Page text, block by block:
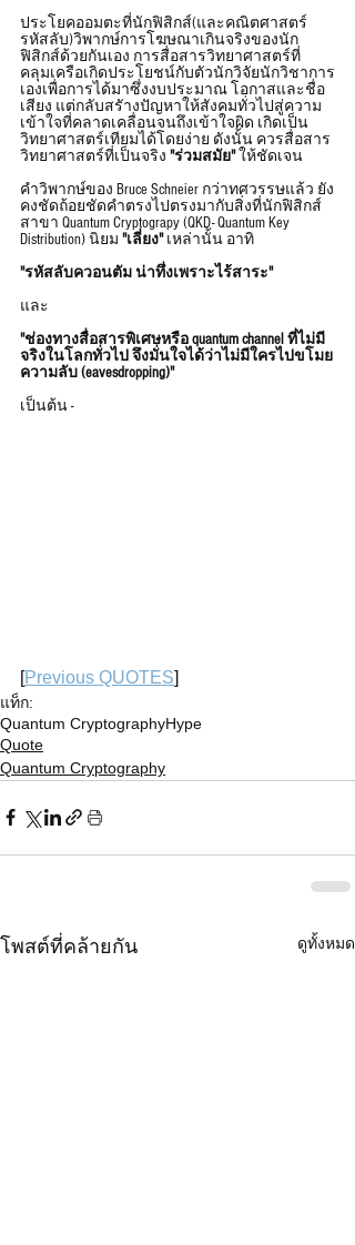
ประโยคออมตะที่นักฟิสิกส์(และคณิตศาสตร์
รหัสลับ)วิพากษ์การโฆษณาเกินจริงของนัก
ฟิสิกส์ด้วยกันเอง การสื่อสารวิทยาศาสตร์ที่
คลุมเครือเกิดประโยชน์กับตัวนักวิจัยนักวิชาการ
เองเพื่อการได้มาซึ่งงบประมาณ โอกาสและชื่อ
เสียง แต่กลับสรัางปัญหาให้สังคมทั่วไปสู่ความ
เข้าใจที่คลาดเคลื่อนจนถึงเข้าใจผิด เกิดเป็น
วิทยาศาสตร์เทียมได้โดยง่าย ดังนั้น ควรสื่อสาร
วิทยาศาสตร์ที่เป็นจริง "ร่วมสมัย" ให้ชัดเจน
คำวิพากษ์ของ Bruce Schneier กว่าทศวรรษแล้ว ยัง
คงชัดถ้อยชัดคำตรงไปตรงมากับสิ่งที่นักฟิสิกส์
สาขา Quantum Cryptograpy (QKD- Quantum Key
Distribution) นิยม "เลี่ยง" เหล่านั้น อาทิ
"รหัสลับควอนตัม น่าทึ่งเพราะไร้สาระ"
และ
"ช่องทางสื่อสารพิเศษหรือ quantum channel ที่ไม่มี
จริงในโลกทั่วไป จึงมั่นใจได้ว่าไม่มีใครไปขโมย
ความลับ (eavesdropping)"
เป็นต้น -
[Previous QUOTES]
แท็ก:
Quantum CryptographyHype
Quote
Quantum Cryptography
โพสต์ที่คล้ายกัน ดูทั้งหมด